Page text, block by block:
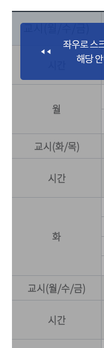
교시(월/수/금)
월
교시(화/목)
시간
화
교시(월/수/금)
시간